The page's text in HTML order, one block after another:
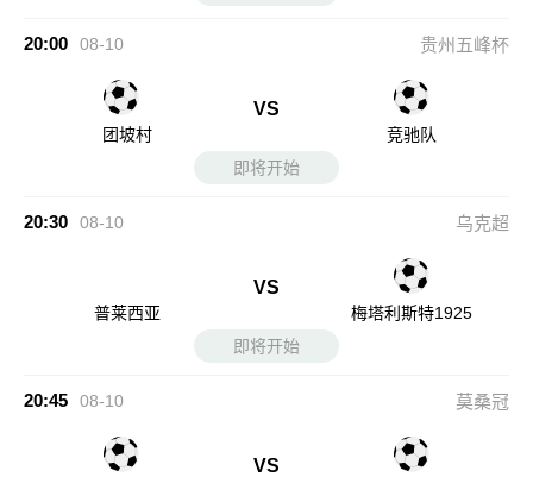
20:00 08-10 贵州五峰杯
团坡村
VS
竞驰队
即将开始
20:30 08-10 乌克超
普莱西亚
VS
梅塔利斯特1925
即将开始
20:45 08-10 莫桑冠
VS